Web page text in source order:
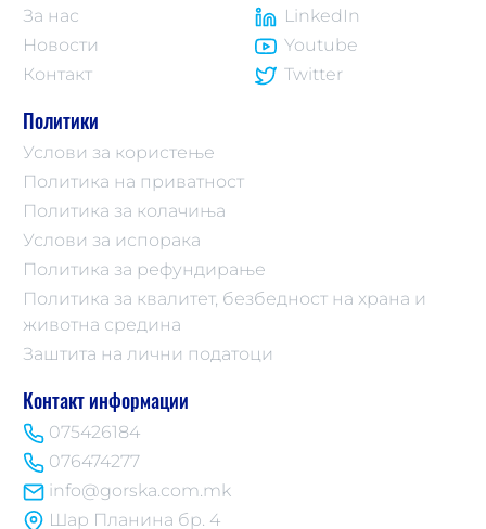
За нас
Новости
Контакт
Политики
Услови за користење
Политика на приватност
Политика за колачиња
Услови за испорака
Политика за рефундирање
Политика за квалитет, безбедност на храна и
животна средина
Заштита на лични податоци
Контакт информации
075426184
076474277
info@gorska.com.mk
Шар Планина бр. 4
LinkedIn
Youtube
Twitter